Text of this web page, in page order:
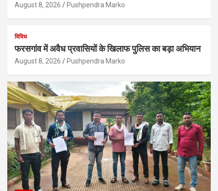
August 8, 2026 Pushpendra Marko
विविध
फरसगांव में अवैध प्रवासियों के खिलाफ पुलिस का बड़ा अभियान
August 8, 2026 Pushpendra Marko